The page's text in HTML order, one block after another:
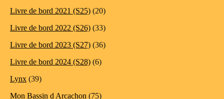
Livre de bord 2021 (S25) (20)
Livre de bord 2022 (S26) (33)
Livre de bord 2023 (S27) (36)
Livre de bord 2024 (S28) (6)
Lynx (39)
Mon Bassin d Arcachon (75)